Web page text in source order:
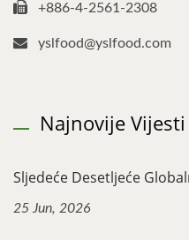
+886-4-2561-2308
yslfood@yslfood.com
Najnovije Vijesti
Sljedeće Desetljeće
25 Jun, 2026